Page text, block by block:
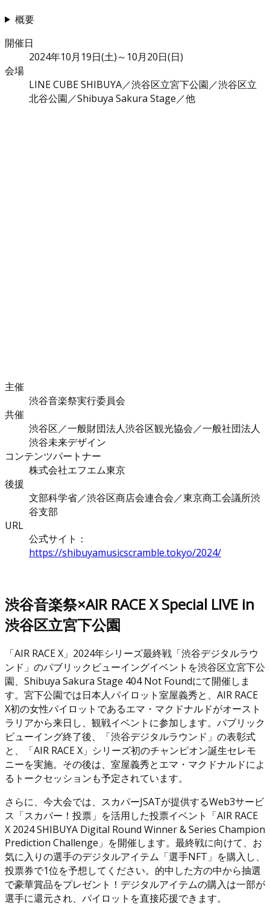
概要
開催日
2024年10月19日(土)～10月20日(日)
会場
LINE CUBE SHIBUYA／渋谷区立宮下公園／渋谷区立
北谷公園／Shibuya Sakura Stage／他
主催
渋谷音楽祭実行委員会
共催
渋谷区／一般財団法人渋谷区観光協会／一般社団法人
渋谷未来デザイン
コンテンツパートナー
株式会社エフエム東京
後援
文部科学省／渋谷区商店会連合会／東京商工会議所渋
谷支部
URL
公式サイト：
https://shibuyamusicscramble.tokyo/2024/
渋谷音楽祭×AIR RACE X Special LIVE in
渋谷区立宮下公園
「AIR RACE X」2024年シリーズ最終戦「渋谷デジタルラウ
ンド」のパブリックビューイングイベントを渋谷区立宮下公
園、Shibuya Sakura Stage 404 Not Foundにて開催しま
す。宮下公園では日本人パイロット室屋義秀と、AIR RACE
X初の女性パイロットであるエマ・マクドナルドがオースト
ラリアから来日し、観戦イベントに参加します。パブリック
ビューイング終了後、「渋谷デジタルラウンド」の表彰式
と、「AIR RACE X」シリーズ初のチャンピオン誕生セレモ
ニーを実施。その後は、室屋義秀とエマ・マクドナルドによ
るトークセッションも予定されています。
さらに、今大会では、スカパーJSATが提供するWeb3サービ
ス「スカパー！投票」を活用した投票イベント「AIR RACE
X 2024 SHIBUYA Digital Round Winner & Series Champion
Prediction Challenge」を開催します。最終戦に向けて、お
気に入りの選手のデジタルアイテム「選手NFT」を購入し、
投票券で1位を予想してください。的中した方の中から抽選
で豪華賞品をプレゼント！デジタルアイテムの購入は一部が
選手に還元され、パイロットを直接応援できます。